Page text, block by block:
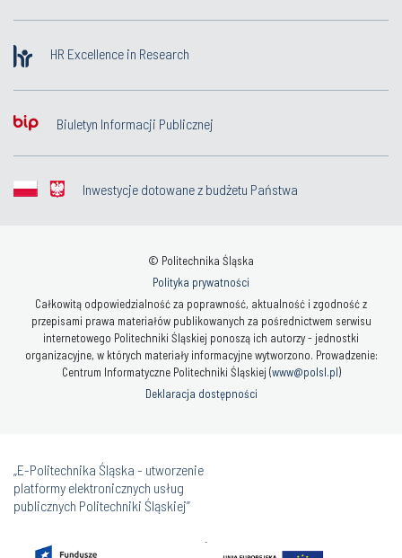
HR Excellence in Research
Biuletyn Informacji Publicznej
Inwestycje dotowane z budżetu Państwa
© Politechnika Śląska
Polityka prywatności
Całkowitą odpowiedzialność za poprawność, aktualność i zgodność z
przepisami prawa materiałów publikowanych za pośrednictwem serwisu
internetowego Politechniki Śląskiej ponoszą ich autorzy - jednostki
organizacyjne, w których materiały informacyjne wytworzono. Prowadzenie:
Centrum Informatyczne Politechniki Śląskiej (www@polsl.pl)
Deklaracja dostępności
„E-Politechnika Śląska - utworzenie
platformy elektronicznych usług
publicznych Politechniki Śląskiej”